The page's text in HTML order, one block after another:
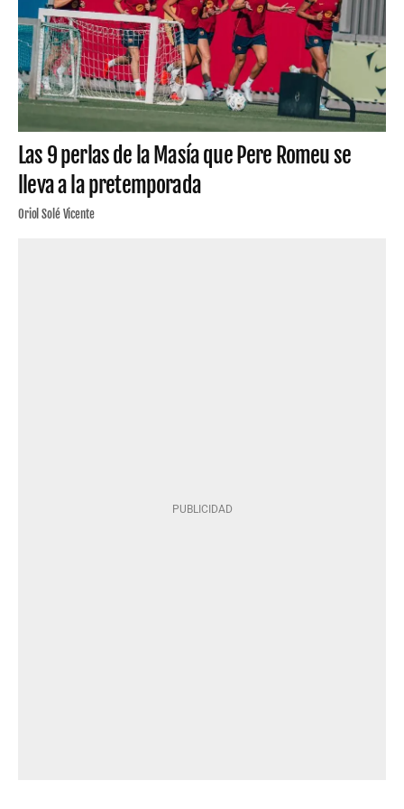
Las 9 perlas de la Masía que Pere Romeu se
lleva a la pretemporada
Oriol Solé Vicente